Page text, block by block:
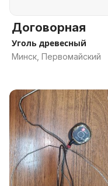
Договорная
Уголь древесный
Минск, Первомайский